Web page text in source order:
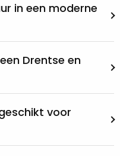
in een moderne
Drentse en
voor